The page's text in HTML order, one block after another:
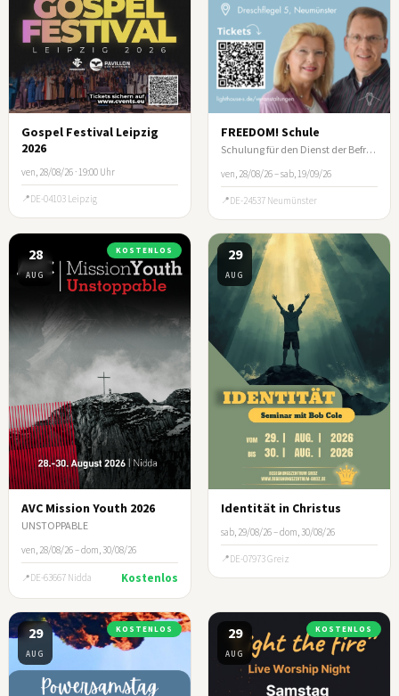
Gospel Festival Leipzig
2026
ven, 28/08/26 · 19:00 Uhr
DE-04103 Leipzig
FREEDOM! Schule
Schulung für den Dienst der Befreiung
ven, 28/08/26 – sab, 19/09/26
DE-24537 Neumünster
28
AUG
KOSTENLOS
AVC Mission Youth 2026
UNSTOPPABLE
ven, 28/08/26 – dom, 30/08/26
DE-63667 Nidda Kostenlos
29
AUG
Identität in Christus
sab, 29/08/26 – dom, 30/08/26
DE-07973 Greiz
29
AUG
KOSTENLOS 29
AUG
KOSTENLOS